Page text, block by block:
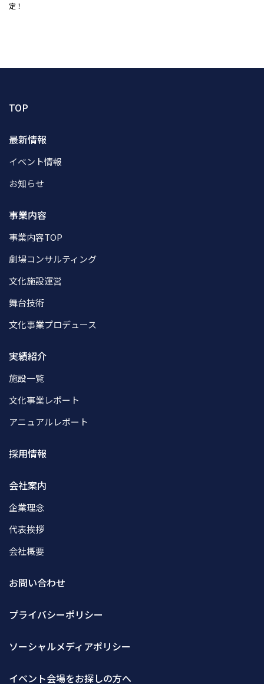
定！
TOP
最新情報
イベント情報
お知らせ
事業内容
事業内容TOP
劇場コンサルティング
文化施設運営
舞台技術
文化事業プロデュース
実績紹介
施設一覧
文化事業レポート
アニュアルレポート
採用情報
会社案内
企業理念
代表挨拶
会社概要
お問い合わせ
プライバシーポリシー
ソーシャルメディアポリシー
イベント会場をお探しの方へ